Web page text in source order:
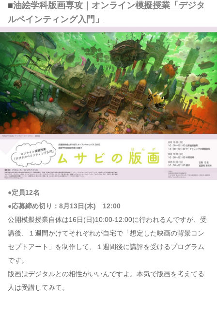
■油絵学科版画専攻｜オンライン模擬授業「デジタ
ルペインティング入門」
●定員12名
●応募締め切り：8月13日(木) 12:00
公開模擬授業自体は16日(日)10:00-12:00に行われるんですが、受
講後、１週間かけてそれぞれが自宅で「想定した映画の背景コン
セプトアート」を制作して、１週間後に講評を受けるプログラム
です。
版画はデジタルとの相性がいいんですよ。本気で版画を考えてる
人は受講してみて。